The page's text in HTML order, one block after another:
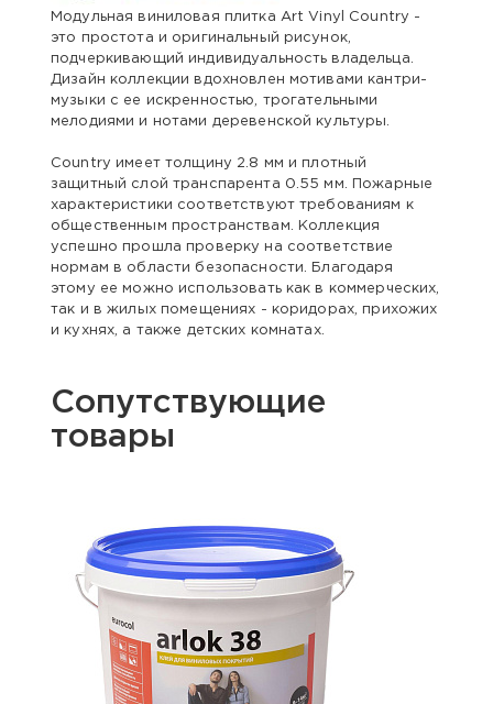
Модульная виниловая плитка Art Vinyl Country -
это простота и оригинальный рисунок,
подчеркивающий индивидуальность владельца.
Дизайн коллекции вдохновлен мотивами кантри-
музыки с ее искренностью, трогательными
мелодиями и нотами деревенской культуры.
Country имеет толщину 2.8 мм и плотный
защитный слой транспарента 0.55 мм. Пожарные
характеристики соответствуют требованиям к
общественным пространствам. Коллекция
успешно прошла проверку на соответствие
нормам в области безопасности. Благодаря
этому ее можно использовать как в коммерческих,
так и в жилых помещениях - коридорах, прихожих
и кухнях, а также детских комнатах.
Сопутствующие
товары